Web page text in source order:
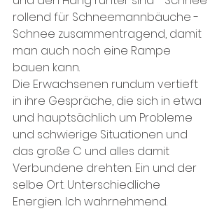
rollend für Schneemannbäuche -
Schnee zusammentragend, damit
man auch noch eine Rampe
bauen kann.
Die Erwachsenen rundum vertieft
in ihre Gespräche, die sich in etwa
und hauptsächlich um Probleme
und schwierige Situationen und
das große C und alles damit
Verbundene drehten. Ein und der
selbe Ort. Unterschiedliche
Energien. Ich wahrnehmend.